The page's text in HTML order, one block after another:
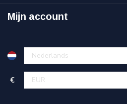
Mijn account
€